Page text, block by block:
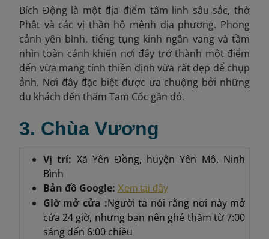
Bích Động là một địa điểm tâm linh sâu sắc, thờ
Phật và các vị thần hộ mệnh địa phương. Phong
cảnh yên bình, tiếng tụng kinh ngân vang và tầm
nhìn toàn cảnh khiến nơi đây trở thành một điểm
đến vừa mang tính thiền định vừa rất đẹp để chụp
ảnh. Nơi đây đặc biệt được ưa chuộng bởi những
du khách đến thăm Tam Cốc gần đó.
3. Chùa Vương
Vị trí: Xã Yên Đồng, huyện Yên Mô, Ninh
Bình
Bản đồ Google: Xem tại đây
Giờ mở cửa :Người ta nói rằng nơi này mở
cửa 24 giờ, nhưng bạn nên ghé thăm từ 7:00
sáng đến 6:00 chiều